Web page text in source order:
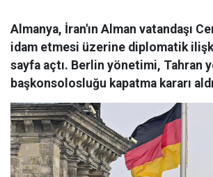
Almanya, İran'ın Alman vatandaşı
idam etmesi üzerine diplomatik
sayfa açtı. Berlin yönetimi, Tahran
başkonsolosluğu kapatma kararı